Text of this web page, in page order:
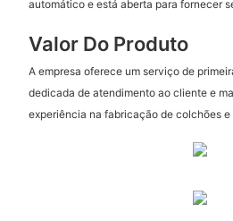
automático e está aberta para fornecer
Valor Do Produto
A empresa oferece um serviço de
dedicada de atendimento ao cliente e
experiência na fabricação de colchões e